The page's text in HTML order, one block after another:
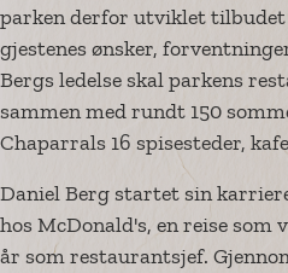
parken derfor utviklet
gjestenes ønsker,
Bergs ledelse skal parkens
sammen med rundt 150
Chaparrals 16 spisesteder,
Daniel Berg startet sin
hos McDonald's, en reise som
år som restaurantsjef.